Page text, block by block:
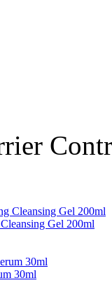
Gel 200ml
30ml